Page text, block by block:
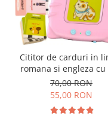
Cititor de carduri in
romana si engleza cu
de imagini si sunete,
incarcare USB
70,00 RON
55,00 RON